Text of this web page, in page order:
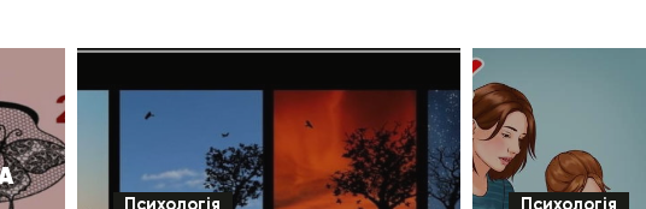
Психологія Психологія